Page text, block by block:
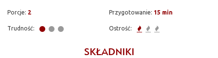
Porcje: 2 Przygotowanie: 15 min
Trudność: Ostrość:
SKŁADNIKI